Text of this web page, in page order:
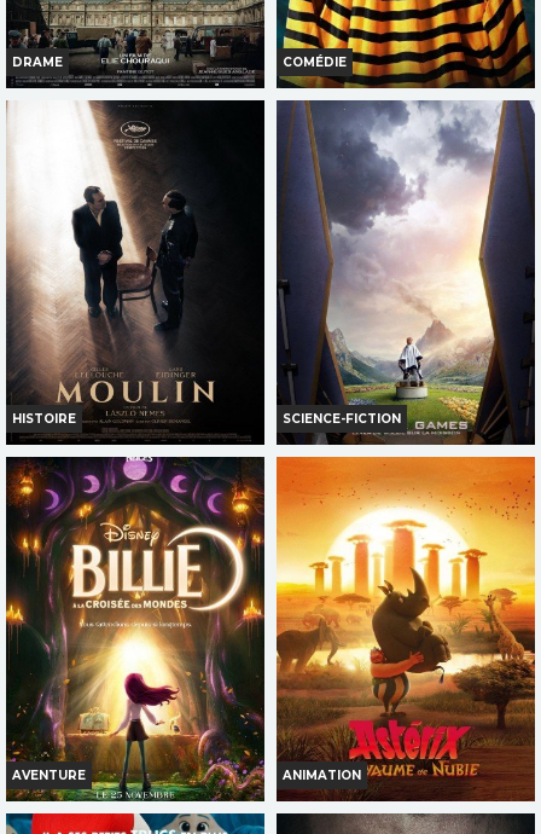
DRAME
LES HÉROS DU LOUVRE
Infos
Bande-annonce
TOUT PUBLIC
COMÉDIE
DUCOBU ET LE FANTÔME DE
SAINT-POTACHE
Infos
Bande-annonce
TOUT PUBLIC
HISTOIRE
MOULIN
Infos
Bande-annonce
AVERT. TOUT PUBLIC
SCIENCE-FICTION
HUNGER GAMES: LEVER DE
SOLEIL SUR LA MOISSON
Infos
Bande-annonce
AVENTURE
BILLIE, À LA CROISÉE DES
ANIMATION
ASTÉRIX : LE ROYAUME DE